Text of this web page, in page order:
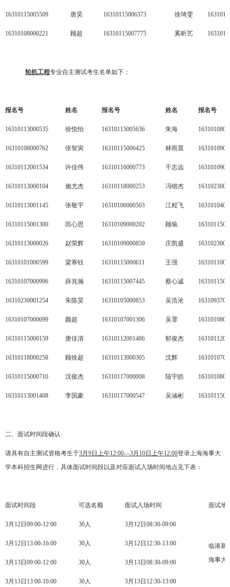
16310115005509 唐昊 16310115006373 徐琦雯
16310108000221 顾超 16310115007775 奚昕艺
轮机工程专业自主测试考生名单如下：
报名号 姓名 报名号 姓名 报名号
16310113000535 徐悦怡 16310115005636 朱海
16310108000762 张智寅 16310115006425 林雨晨
16310112001534 许佳伟 16310116000773 干志远
16310113000104 施尤杰 16310118000253 冯锴杰
16310113001145 张敬宇 16310106000503 江程飞
16310115001300 田心思 16310109000202 顾瑜
16310113000026 赵荣辉 16310109000859 庄凯盛
16310101000599 梁寒钰 16310115000611 王强
16310107000996 薛兆瀚 16310115007445 蔡心诚
16310230001254 朱陈昊 16310105000853 吴浩沧
16310107000699 颜超 16310107001306 吴霏
16310115000159 唐佳清 16310112001486 郁俊杰
16310118000258 顾徐超 16310113000305 沈辉
16310115000710 沈俊杰 16310117000008 陆宇皓
16310113001408 李国豪 16310117000547 吴涵彬
二、面试时间段确认
请具有自主测试资格考生于3月9日上午12:00—3月10日上午12:00登录上海海事大
学本科招生网进行 ，具体面试时间段以及对应面试入场时间地点见下表：
面试时间段 可选名额 面试入场时间 面试地
3月12日09:00-12:00 30人 3月12日08:30-09:00
临港新
海事大
3月12日13:00-16:00 30人 3月12日12:30-13:00
3月13日09:00-12:00 30人 3月13日08:30-09:00
3月13日13:00-16:00 30人 3月13日12:30-13:00